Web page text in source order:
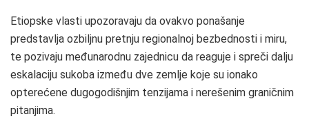
Etiopske vlasti upozoravaju da ovakvo ponašanje
predstavlja ozbiljnu pretnju regionalnoj bezbednosti i miru,
te pozivaju međunarodnu zajednicu da reaguje i spreči dalju
eskalaciju sukoba između dve zemlje koje su ionako
opterećene dugogodišnjim tenzijama i nerešenim graničnim
pitanjima.